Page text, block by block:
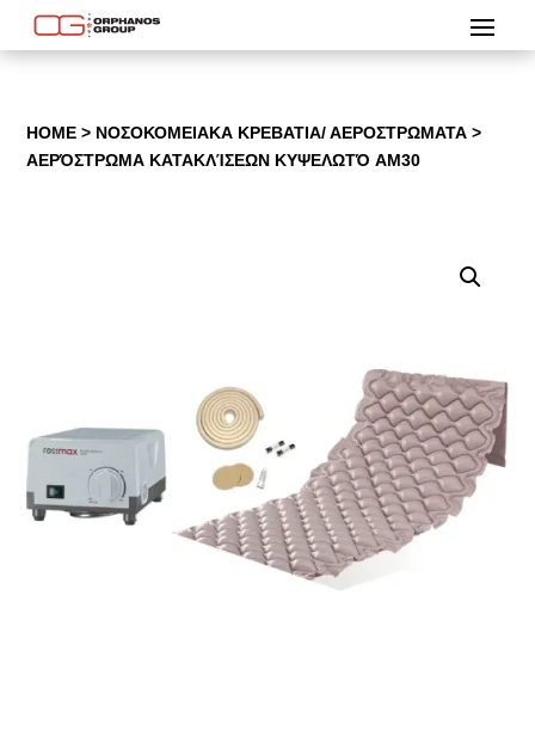
HOME > ΝΟΣΟΚΟΜΕΙΑΚΑ ΚΡΕΒΑΤΙΑ/ ΑΕΡΟΣΤΡΩΜΑΤΑ >
ΑΕΡΌΣΤΡΩΜΑ ΚΑΤΑΚΛΊΣΕΩΝ ΚΥΨΕΛΩΤΌ AM30